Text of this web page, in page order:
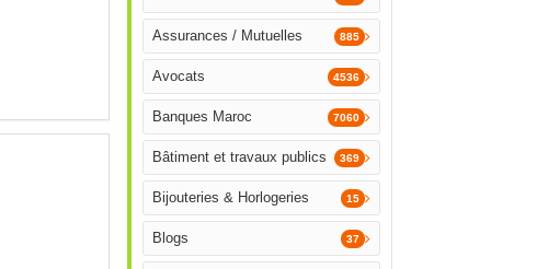
Assurances / Mutuelles 885
Avocats 4536
Banques Maroc 7060
Bâtiment et travaux publics 369
Bijouteries & Horlogeries 15
Blogs 37